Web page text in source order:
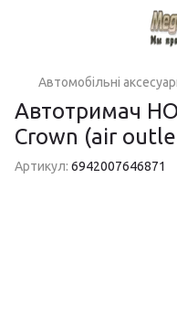
Автомобільні
Автотримач
Crown (air
Артикул: 6942007646871